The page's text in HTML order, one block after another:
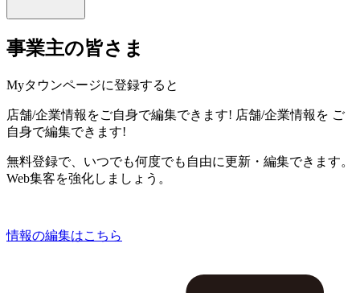
事業主の皆さま
Myタウンページに登録すると
店舗/企業情報をご自身で編集できます! 店舗/企業情報を ご
自身で編集できます!
無料登録で、いつでも何度でも自由に更新・編集できます。
Web集客を強化しましょう。
情報の編集はこちら